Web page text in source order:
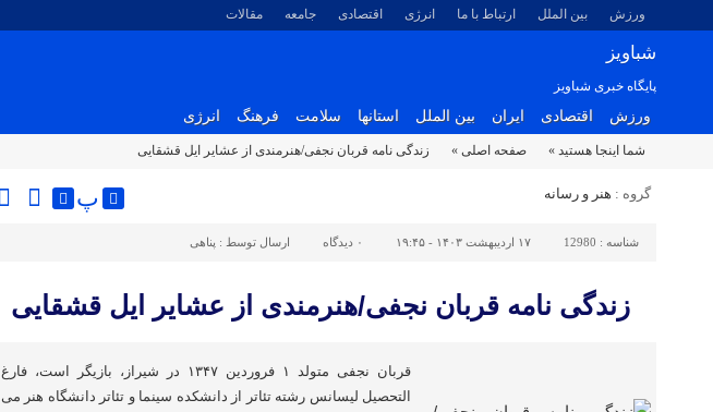
ورزش بین الملل ارتباط با ما انرژی اقتصادی جامعه مقالات
شباویز
پایگاه خبری شباویز
ورزش اقتصادی ایران بین الملل استانها سلامت فرهنگ انرژی
شما اینجا هستید » صفحه اصلی » زندگی نامه قربان نجفی/هنرمندی از عشایر ایل قشقایی
گروه : هنر و رسانه پ
شناسه : 12980 ۱۷ اردیبهشت ۱۴۰۳ - ۱۹:۴۵ ۰ دیدگاه ارسال توسط : پناهی
زندگی نامه قربان نجفی/هنرمندی از عشایر ایل قشقایی
قربان نجفی متولد ۱ فروردین ۱۳۴۷ در شیراز، بازیگر است، فارغ
التحصیل لیسانس رشته تئاتر از دانشکده سینما و تئاتر دانشگاه هنر می